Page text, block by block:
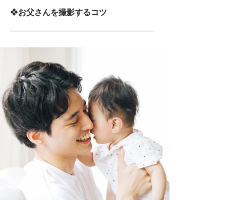
❖お父さんを撮影するコツ
――――――――――――――――――